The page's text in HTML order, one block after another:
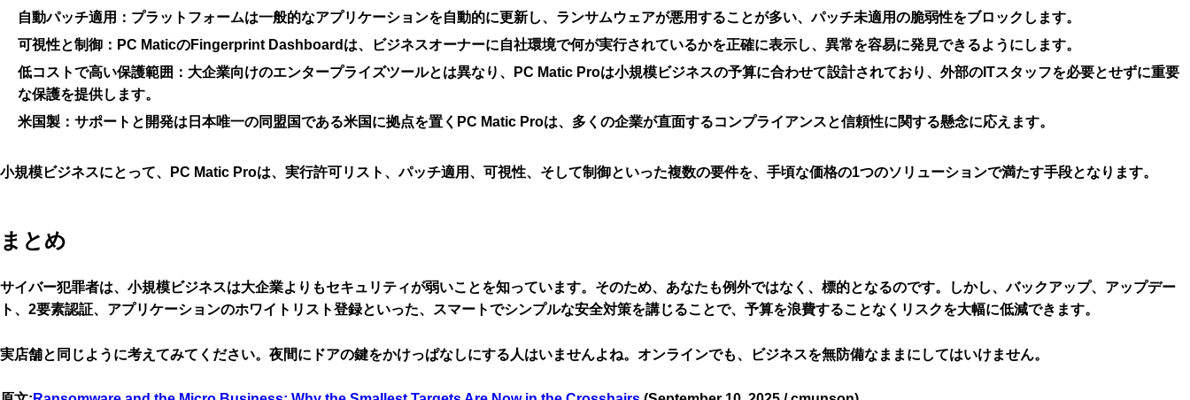
自動パッチ適用： プラットフォームは一般的なアプリケーションを自動的に更新し、ランサムウェアが悪用することが多い、パッチ未適用の脆弱性をブロックします。
可視性と制御： PC MaticのFingerprint Dashboardは、ビジネスオーナーに自社環境で何が実行されているかを正確に表示し、異常を容易に発見できるようにします。
低コストで高い保護範囲： 大企業向けのエンタープライズツールとは異なり、PC Matic Proは小規模ビジネスの予算に合わせて設計されており、外部のITスタッフを必要とせずに重要
な保護を提供します。
米国製： サポートと開発は日本唯一の同盟国である米国に拠点を置くPC Matic Proは、多くの企業が直面するコンプライアンスと信頼性に関する懸念に応えます。
小規模ビジネスにとって、PC Matic Proは、実行許可リスト、パッチ適用、可視性、そして制御といった複数の要件を、手頃な価格の1つのソリューションで満たす手段となります。
まとめ
サイバー犯罪者は、小規模ビジネスは大企業よりもセキュリティが弱いことを知っています。そのため、あなたも例外ではなく、標的となるのです。しかし、バックアップ、アップデー
ト、2要素認証、アプリケーションのホワイトリスト登録といった、スマートでシンプルな安全対策を講じることで、予算を浪費することなくリスクを大幅に低減できます。
実店舗と同じように考えてみてください。夜間にドアの鍵をかけっぱなしにする人はいませんよね。オンラインでも、ビジネスを無防備なままにしてはいけません。